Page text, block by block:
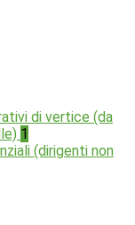
di vertice (da
1
(dirigenti non